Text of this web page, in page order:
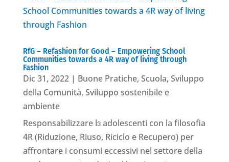
RfG – Refashion for Good – Empowering School
Communities towards a 4R way of living through
Fashion
Dic 31, 2022| Buone Pratiche, Scuola, Sviluppo
della Comunità, Sviluppo sostenibile e
ambiente
Responsabilizzare lɜ adolescenti con la filosofia
4R (Riduzione, Riuso, Riciclo e Recupero) per
affrontare i consumi eccessivi nel settore della